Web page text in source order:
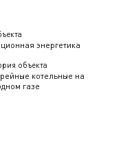
энергетика
объекта
котельные на
газе